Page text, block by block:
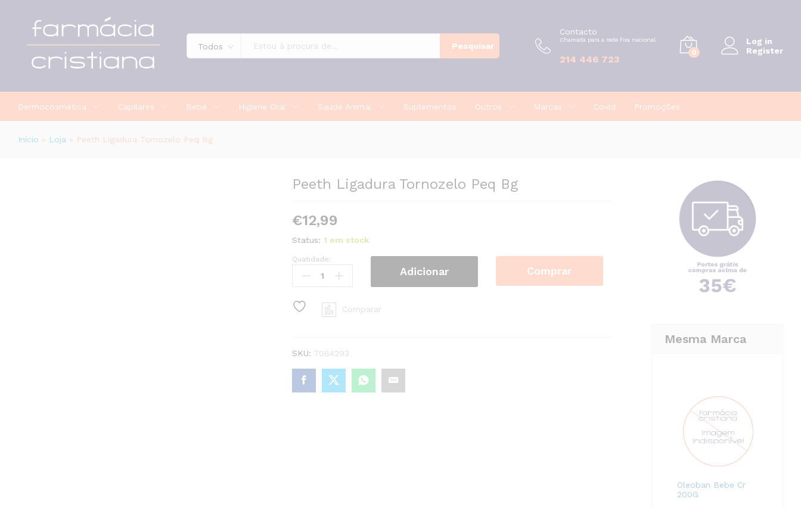
Todos Pesquisar
Contacto
Chamada para a rede fixa nacional
214 446 723
0
Log in
Register
Dermocosmética Capilares Bebé Higiene Oral Saude Animal Suplementos Outros Marcas Covid Promoções
Início » Loja » Peeth Ligadura Tornozelo Peq Bg
Peeth Ligadura Tornozelo Peq Bg
€12,99
Status: 1 em stock
Peeth
Ligadura
Peq
Bg
Quatidade:
Adicionar Comprar
Comparar
SKU: 7084293
Mesma Marca
Oleoban Bebe Cr
200G